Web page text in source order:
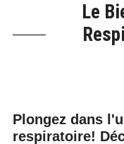
Le
Plongez dans
respiratoire!